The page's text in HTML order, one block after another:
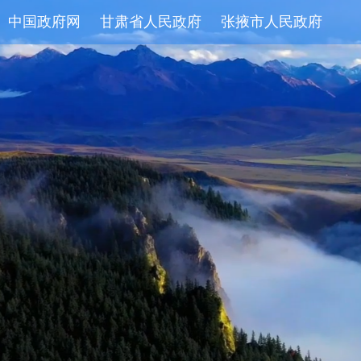
中国政府网 甘肃省人民政府 张掖市人民政府